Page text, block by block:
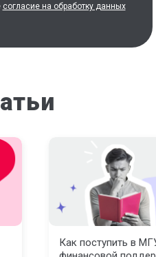
согласие на обработку данных
Как поступить в